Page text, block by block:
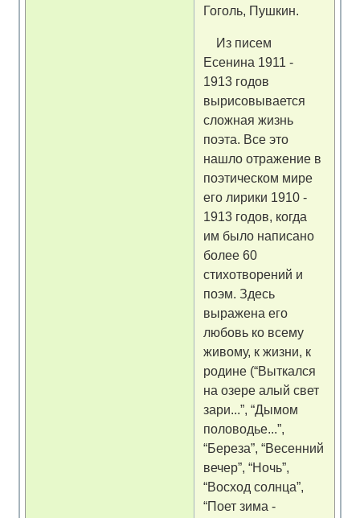
Гоголь, Пушкин.
Из писем
Есенина 1911 -
1913 годов
вырисовывается
сложная жизнь
поэта. Все это
нашло отражение в
поэтическом мире
его лирики 1910 -
1913 годов, когда
им было написано
более 60
стихотворений и
поэм. Здесь
выражена его
любовь ко всему
живому, к жизни, к
родине (“Выткался
на озере алый свет
зари...”, “Дымом
половодье...”,
“Береза”, “Весенний
вечер”, “Ночь”,
“Восход солнца”,
“Поет зима -